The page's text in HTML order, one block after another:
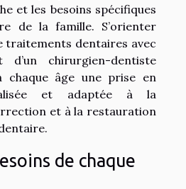
et les besoins spécifiques
de la famille. S’orienter
traitements dentaires avec
d’un chirurgien-dentiste
chaque âge une prise en
et adaptée à la
et à la restauration
de chaque